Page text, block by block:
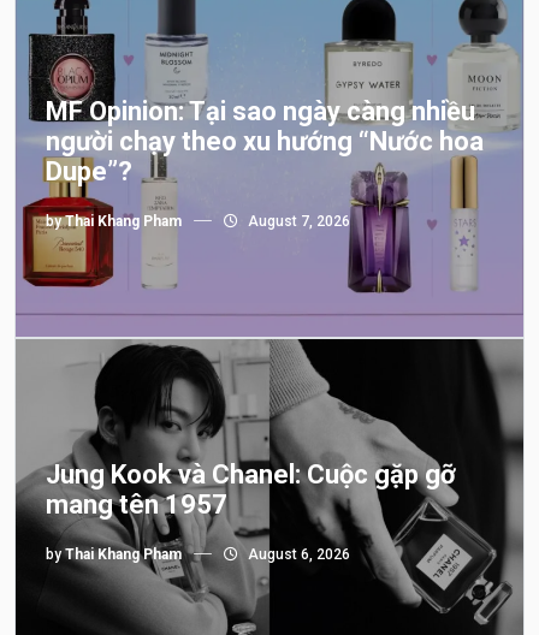
MF Opinion: Tại sao ngày càng nhiều
người chạy theo xu hướng “Nước hoa
Dupe”?
byThai Khang Pham August 7, 2026
Jung Kook và Chanel: Cuộc gặp gỡ
mang tên 1957
byThai Khang Pham August 6, 2026